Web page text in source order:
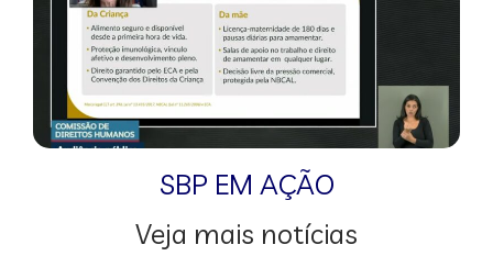
SBP EM AÇÃO
Veja mais notícias